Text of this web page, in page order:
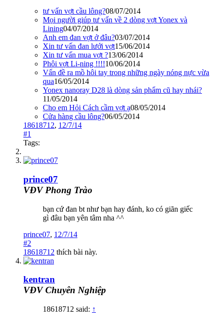
tư vấn vợt cầu lông?08/07/2014
Mọi người giúp tư vấn về 2 dòng vợt Yonex và
Lining04/07/2014
Anh em đan vợt ở đâu?03/07/2014
Xin tư vấn đan lưới vợt15/06/2014
Xin tư vấn mua vợt ?13/06/2014
Phôi vợt Li-ning !!!!10/06/2014
Vấn đề ra mồ hôi tay trong những ngày nóng nực vừa
qua16/05/2014
Yonex nanoray D28 là dòng sản phẩm cũ hay nhái?
11/05/2014
Cho em Hỏi Cách cầm vợt ạ08/05/2014
Cửa hàng cầu lông?06/05/2014
18618712, 12/7/14
#1
Tags:
prince07
VĐV Phong Trào
bạn cứ đan bt như bạn hay đánh, ko có giãn giếc
gì đâu bạn yên tâm nha ^^
prince07, 12/7/14
#2
18618712 thích bài này.
kentran
VĐV Chuyên Nghiệp
18618712 said: ↑